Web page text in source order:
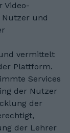
Video-
und
vermittelt
Plattform.
Services
der Nutzer
der
der Lehrer